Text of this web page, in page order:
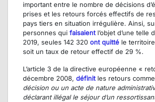
important entre le nombre de décisions
prises et les retours forcés effectifs de
pays tiers en situation irrégulière. Ainsi,
personnes qui faisaientl’objet d’une telle
2019, seules 142 320 ont quitté le
soit un taux de retour effectif de 29 %.
L’article 3 de la directive européenne «
décembre 2008, définitles retours
décision ou un acte de nature
déclarant illégal le séjour d’un